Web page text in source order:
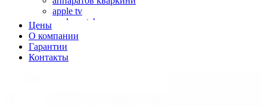
apple tv
apple watch
аромадиффузоров
аромастанций
ароматизаторов воздуха
аудиоплееров
Цены
О компании
Гарантии
Контакты